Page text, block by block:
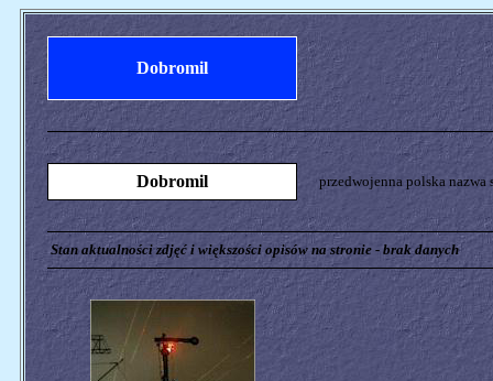
Dobromil
Dobromil przedwojenna polska nazwa
Stan aktualności zdjęć i większości opisów na stronie - brak danych